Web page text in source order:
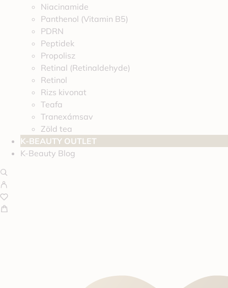
Niacinamide
Panthenol (Vitamin B5)
PDRN
Peptidek
Propolisz
Retinal (Retinaldehyde)
Retinol
Rizs kivonat
Teafa
Tranexámsav
Zöld tea
K-BEAUTY OUTLET
K-Beauty Blog